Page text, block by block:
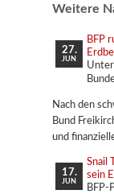
Weitere
27.
JUN
BFP
Nach den
Bund
und
17.
JUN
Snail
sein
BFP-